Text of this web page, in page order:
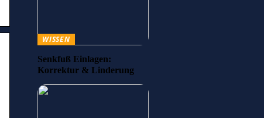
WISSEN
Senkfuß Einlagen:
Korrektur & Linderung